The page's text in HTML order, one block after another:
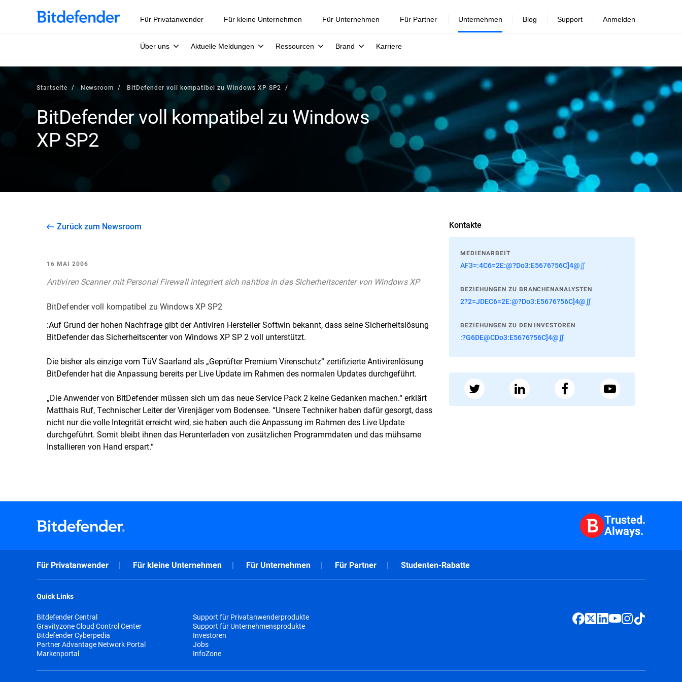
Für Privatanwender Für kleine Unternehmen Für Unternehmen Für Partner Unternehmen
Über uns Aktuelle Meldungen Ressourcen Brand Karriere
Blog Support Anmelden
Startseite Newsroom BitDefender voll kompatibel zu Windows XP SP2
BitDefender voll kompatibel zu Windows
XP SP2
Zurück zum Newsroom
16 MAI 2006
Antiviren Scanner mit Personal Firewall integriert sich nahtlos in das Sicherheitscenter von Windows XP
BitDefender voll kompatibel zu Windows XP SP2
:Auf Grund der hohen Nachfrage gibt der Antiviren Hersteller Softwin bekannt, dass seine Sicherheitslösung
BitDefender das Sicherheitscenter von Windows XP SP 2 voll unterstützt.
Die bisher als einzige vom TüV Saarland als „Geprüfter Premium Virenschutz“ zertifizierte Antivirenlösung
BitDefender hat die Anpassung bereits per Live Update im Rahmen des normalen Updates durchgeführt.
„Die Anwender von BitDefender müssen sich um das neue Service Pack 2 keine Gedanken machen.“ erklärt
Matthais Ruf, Technischer Leiter der Virenjäger vom Bodensee. “Unsere Techniker haben dafür gesorgt, dass
nicht nur die volle Integrität erreicht wird, sie haben auch die Anpassung im Rahmen des Live Update
durchgeführt. Somit bleibt ihnen das Herunterladen von zusätzlichen Programmdaten und das mühsame
Installieren von Hand erspart.“
Kontakte
MEDIENARBEIT
AF3=:4C6=2E:@?Do3:E5676?56C]4@∬
BEZIEHUNGEN ZU BRANCHENANALYSTEN
2?2=JDEC6=2E:@?Do3:E5676?56C]4@∬
BEZIEHUNGEN ZU DEN INVESTOREN
:?G6DE@CDo3:E5676?56C]4@∬
Trusted.
Always.
Für Privatanwender Für kleine Unternehmen Für Unternehmen Für Partner Studenten-Rabatte
Quick Links
Bitdefender Central
Gravityzone Cloud Control Center
Bitdefender Cyberpedia
Partner Advantage Network Portal
Markenportal
Support für Privatanwenderprodukte
Support für Unternehmensprodukte
Investoren
Jobs
InfoZone